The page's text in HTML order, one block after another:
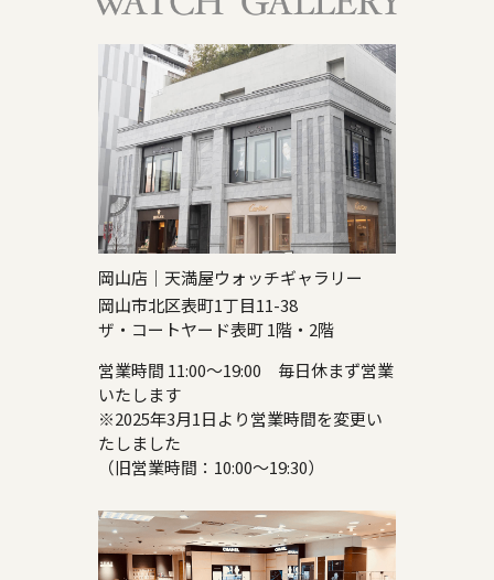
岡山店｜天満屋ウォッチギャラリー
岡山市北区表町1丁目11-38
ザ・コートヤード表町 1階・2階
営業時間 11:00～19:00 毎日休まず営業
いたします
※2025年3月1日より営業時間を変更い
たしました
（旧営業時間：10:00～19:30）